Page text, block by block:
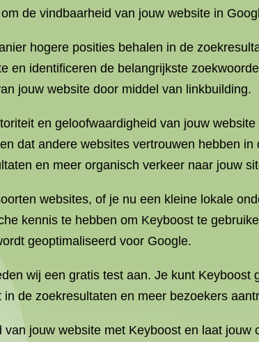
de vindbaarheid van jouw website in
hogere posities behalen in de
en identificeren de belangrijkste
jouw website door middel van linkbuilding.
en geloofwaardigheid van jouw
dat andere websites vertrouwen hebben
en meer organisch verkeer naar jouw
websites, of je nu een kleine lokale
kennis te hebben om Keyboost te
geoptimaliseerd voor Google.
wij een gratis test aan. Je kunt Keyboost
de zoekresultaten en meer bezoekers
jouw website met Keyboost en laat jouw